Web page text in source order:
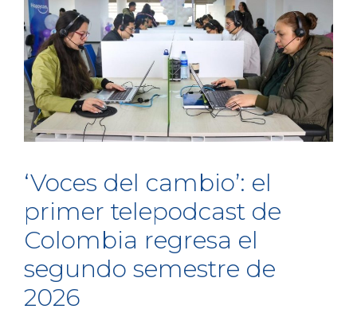
‘Voces del cambio’: el
primer telepodcast de
Colombia regresa el
segundo semestre de
2026